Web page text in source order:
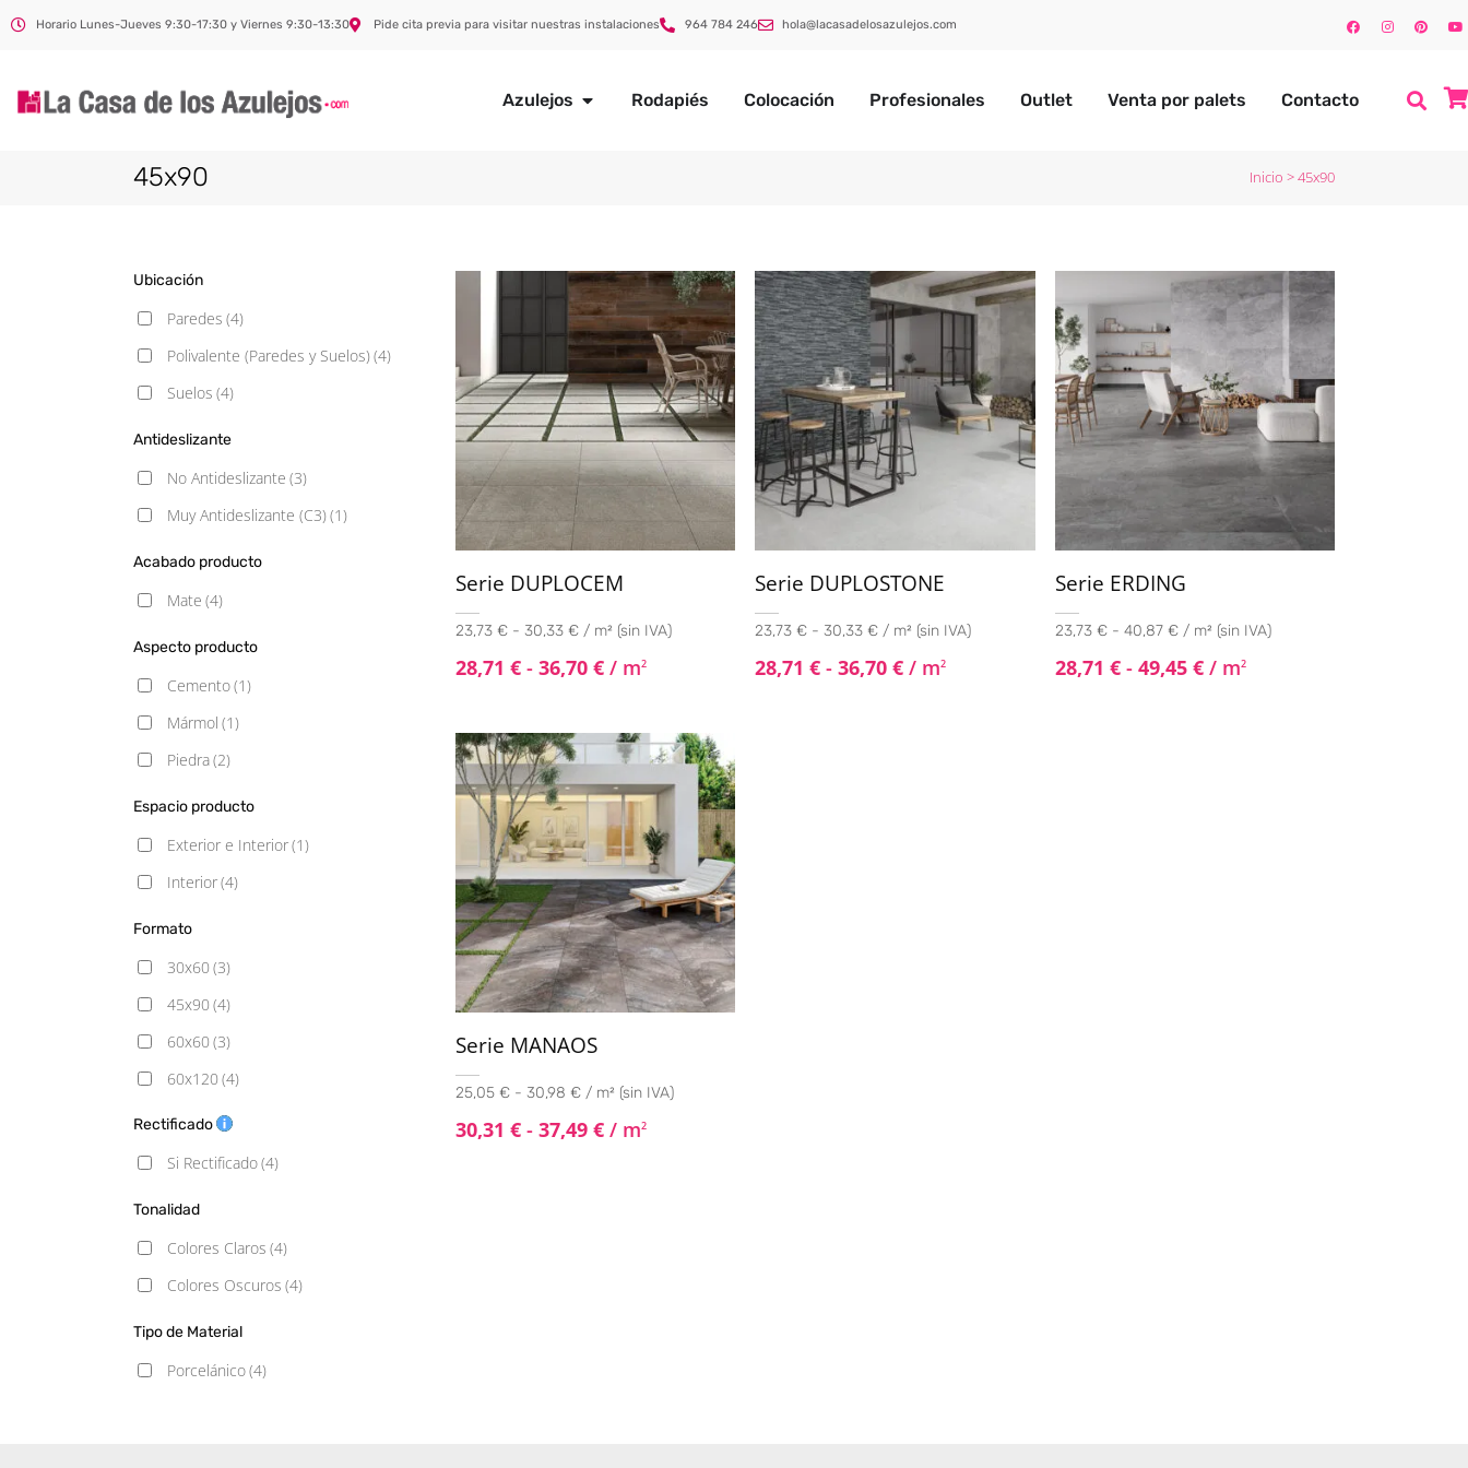
Horario Lunes-Jueves 9:30-17:30 y Viernes 9:30-13:30 Pide cita previa para visitar nuestras instalaciones 964 784 246 hola@lacasadelosazulejos.com
Azulejos Rodapiés Colocación Profesionales Outlet Venta por palets Contacto
45x90 Inicio >45x90
Ubicación
Paredes (4)
Polivalente (Paredes y Suelos)(4)
Suelos (4)
Antideslizante
No Antideslizante (3)
Muy Antideslizante (C3)(1)
Acabado producto
Mate (4)
Aspecto producto
Cemento(1)
Mármol (1)
Piedra(2)
Espacio producto
Exterior e Interior(1)
Interior(4)
Formato
30x60 (3)
45x90 (4)
60x60 (3)
60x120 (4)
90x90 (2)
120x120
(1)
Rectificado
Si Rectificado(4)
Tonalidad
Colores Claros (4)
Colores Oscuros (4)
Tipo de Material
Porcelánico(4)
Serie DUPLOCEM
23,73 € - 30,33 € / m² (sin IVA)
28,71 € - 36,70 € / m2
Serie DUPLOSTONE
23,73 € - 30,33 € / m² (sin IVA)
28,71€ - 36,70€ / m2
Serie ERDING
23,73 € - 40,87 € / m² (sin IVA)
28,71 € - 49,45 €/ m2
Serie MANAOS
25,05 € - 30,98 € / m² (sin IVA)
30,31 € - 37,49 € / m2